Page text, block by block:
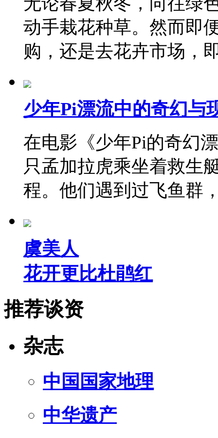
动手栽花种草。然而即
购，还是去花卉市场
少年Pi漂流中的奇幻与
在电影《少年Pi的奇幻
只孟加拉虎乘坐着救生
程。他们遇到过飞鱼
虞美人
花开更比杜鹃红
推荐谈资
杂志
中国国家地理
中华遗产